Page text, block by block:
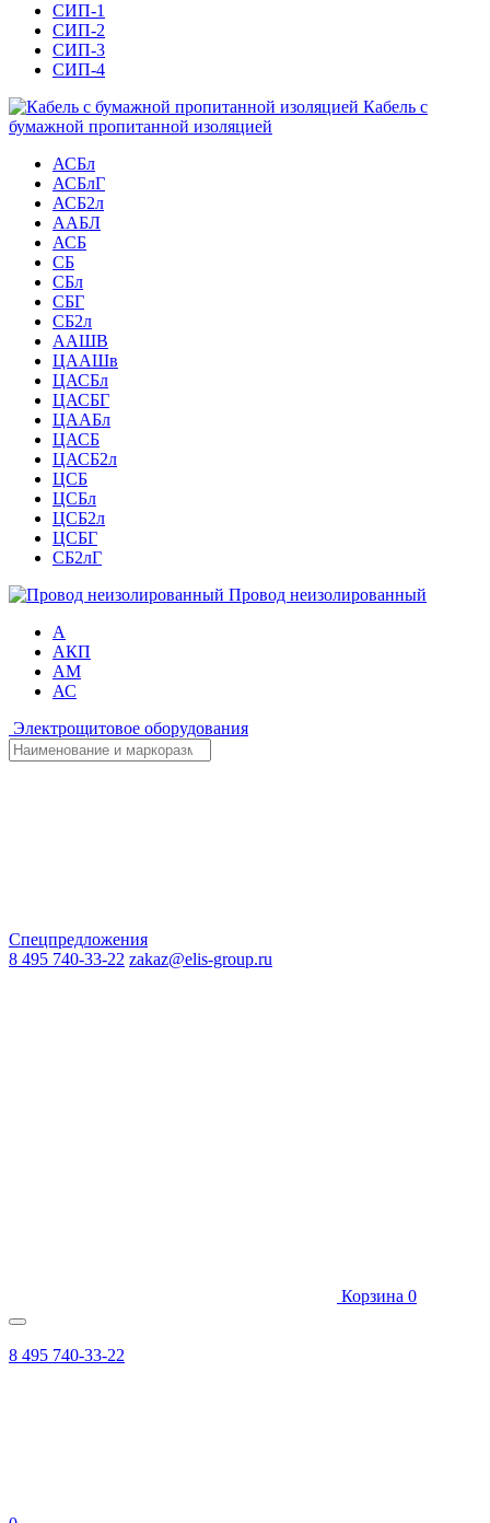
СИП-1
СИП-2
СИП-3
СИП-4
Кабель с
бумажной пропитанной изоляцией
АСБл
АСБлГ
АСБ2л
ААБЛ
АСБ
СБ
СБл
СБГ
СБ2л
ААШВ
ЦААШв
ЦАСБл
ЦАСБГ
ЦААБл
ЦАСБ
ЦАСБ2л
ЦСБ
ЦСБл
ЦСБ2л
ЦСБГ
СБ2лГ
Провод неизолированный
А
АКП
АМ
АС
Электрощитовое оборудования
Спецпредложения
8 495 740-33-22 zakaz@elis-group.ru
Корзина 0
8 495 740-33-22